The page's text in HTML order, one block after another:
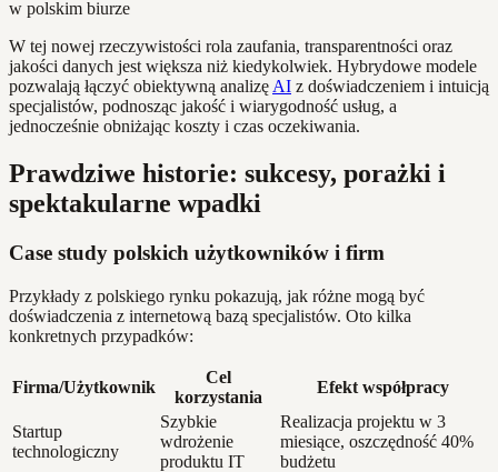
W tej nowej rzeczywistości rola zaufania, transparentności oraz
jakości danych jest większa niż kiedykolwiek. Hybrydowe modele
pozwalają łączyć obiektywną analizę AI z doświadczeniem i intuicją
specjalistów, podnosząc jakość i wiarygodność usług, a
jednocześnie obniżając koszty i czas oczekiwania.
Prawdziwe historie: sukcesy, porażki i
spektakularne wpadki
Case study polskich użytkowników i firm
Przykłady z polskiego rynku pokazują, jak różne mogą być
doświadczenia z internetową bazą specjalistów. Oto kilka
konkretnych przypadków:
Firma/Użytkownik
Cel
korzystania
Efekt współpracy
Startup
technologiczny
Szybkie
wdrożenie
produktu IT
Realizacja projektu w 3
miesiące, oszczędność 40%
budżetu